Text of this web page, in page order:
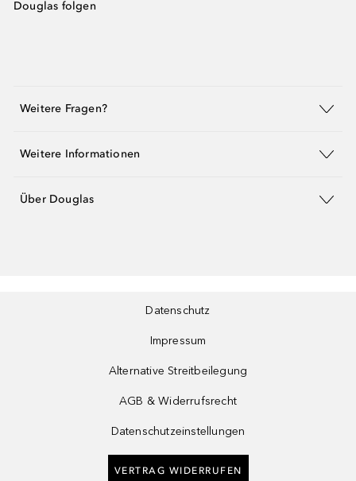
Douglas folgen
Weitere Fragen?
Weitere Informationen
Über Douglas
Datenschutz
Impressum
Alternative Streitbeilegung
AGB & Widerrufsrecht
Datenschutzeinstellungen
VERTRAG WIDERRUFEN